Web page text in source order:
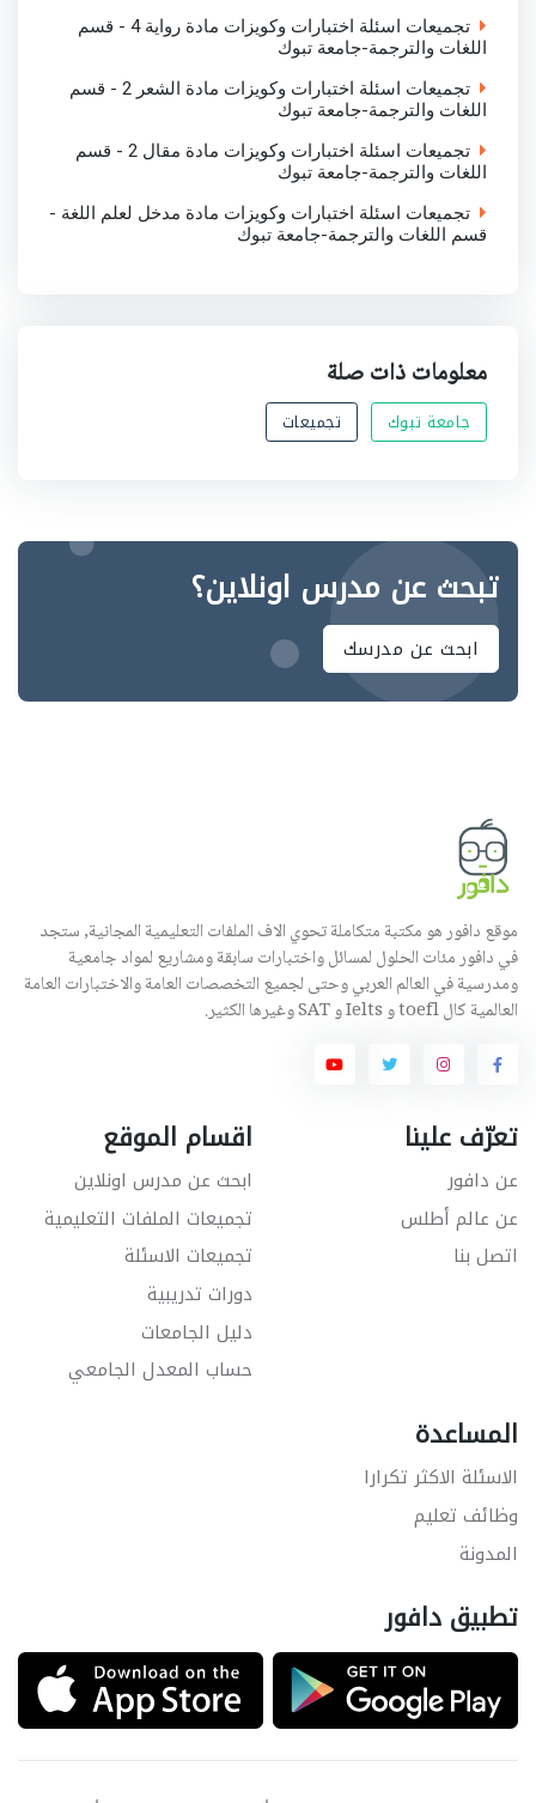
تجميعات اسئلة اختبارات وكويزات مادة رواية 4 - قسم
اللغات والترجمة-جامعة تبوك
تجميعات اسئلة اختبارات وكويزات مادة الشعر 2 - قسم
اللغات والترجمة-جامعة تبوك
تجميعات اسئلة اختبارات وكويزات مادة مقال 2 - قسم
اللغات والترجمة-جامعة تبوك
تجميعات اسئلة اختبارات وكويزات مادة مدخل لعلم اللغة -
قسم اللغات والترجمة-جامعة تبوك
معلومات ذات صلة
جامعة تبوك تجميعات
تبحث عن مدرس اونلاين؟
ابحث عن مدرسك
موقع دافور هو مكتبة متكاملة تحوي الاف الملفات التعليمية المجانية, ستجد
في دافور مئات الحلول لمسائل واختبارات سابقة ومشاريع لمواد جامعية
ومدرسية في العالم العربي وحتى لجميع التخصصات العامة والاختبارات العامة
العالمية كال toefl و Ielts و SAT وغيرها الكثير.
تعرّف علينا
عن دافور
عن عالم أطلس
اتصل بنا
اقسام الموقع
ابحث عن مدرس اونلاين
تجميعات الملفات التعليمية
تجميعات الاسئلة
دورات تدريبية
دليل الجامعات
حساب المعدل الجامعي
المساعدة
الاسئلة الاكثر تكرارا
وظائف تعليم
المدونة
تطبيق دافور